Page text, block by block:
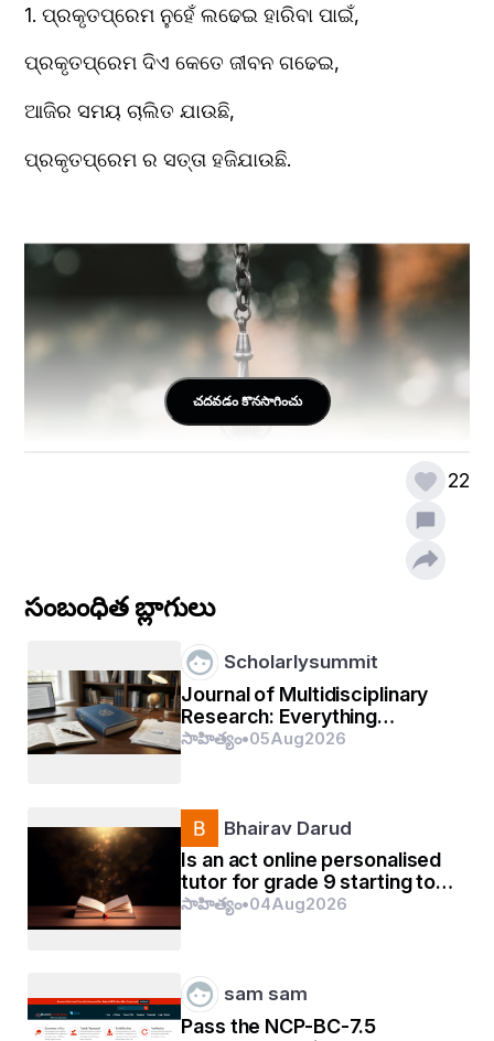
1. ପ୍ରକୃତପ୍ରେମ ନୁହେଁ ଲଢେଇ ହାରିବା ପାଇଁ,
ପ୍ରକୃତପ୍ରେମ ଦିଏ କେତେ ଜୀବନ ଗଢେଇ,
ଆଜିର ସମୟ ଚାଲିତ ଯାଉଛି,
ପ୍ରକୃତପ୍ରେମ ର ସତ୍ତା ହଜିଯାଉଛି.
2.ଆଜିର ସମୟରେ ବୋହୂ ଚାକିରୀ କରୁଛି,
ଶାଶୂ ସକାଳୁ ପହଁରୁ ଉଠି ବାସନ ମାଜୁଛି,
ଏ ସମୟରେ ଏ ସବୁ କଣ ଚାଲୁଛି,
ସମୟ ଗଡୁଛି,
చదవడం కొనసాగించు
22
సంబంధిత బ్లాగులు
Scholarlysummit
Journal of Multidisciplinary
Research: Everything
Researchers Need to Know
సాహిత్యం•05Aug2026
Bhairav Darud
Is an act online personalised
tutor for grade 9 starting too
early?
సాహిత్యం•04Aug2026
sam sam
Pass the NCP-BC-7.5